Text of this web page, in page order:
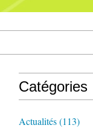
Catégories
Actualités(113)